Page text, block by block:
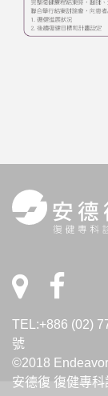
TEL:+886 (02)
號
©2018
安德復 復健專